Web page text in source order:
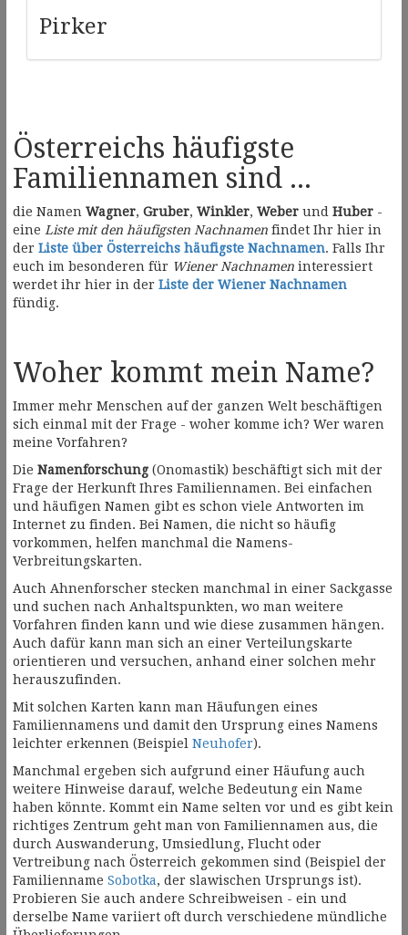
Pirker
Österreichs häufigste
Familiennamen sind ...
die Namen Wagner, Gruber, Winkler, Weber und Huber -
eine Liste mit den häufigsten Nachnamen findet Ihr hier in
der Liste über Österreichs häufigste Nachnamen. Falls Ihr
euch im besonderen für Wiener Nachnamen interessiert
werdet ihr hier in der Liste der Wiener Nachnamen
fündig.
Woher kommt mein Name?
Immer mehr Menschen auf der ganzen Welt beschäftigen
sich einmal mit der Frage - woher komme ich? Wer waren
meine Vorfahren?
Die Namenforschung (Onomastik) beschäftigt sich mit der
Frage der Herkunft Ihres Familiennamen. Bei einfachen
und häufigen Namen gibt es schon viele Antworten im
Internet zu finden. Bei Namen, die nicht so häufig
vorkommen, helfen manchmal die Namens-
Verbreitungskarten.
Auch Ahnenforscher stecken manchmal in einer Sackgasse
und suchen nach Anhaltspunkten, wo man weitere
Vorfahren finden kann und wie diese zusammen hängen.
Auch dafür kann man sich an einer Verteilungskarte
orientieren und versuchen, anhand einer solchen mehr
herauszufinden.
Mit solchen Karten kann man Häufungen eines
Familiennamens und damit den Ursprung eines Namens
leichter erkennen (Beispiel Neuhofer).
Manchmal ergeben sich aufgrund einer Häufung auch
weitere Hinweise darauf, welche Bedeutung ein Name
haben könnte. Kommt ein Name selten vor und es gibt kein
richtiges Zentrum geht man von Familiennamen aus, die
durch Auswanderung, Umsiedlung, Flucht oder
Vertreibung nach Österreich gekommen sind (Beispiel der
Familienname Sobotka, der slawischen Ursprungs ist).
Probieren Sie auch andere Schreibweisen - ein und
derselbe Name variiert oft durch verschiedene mündliche